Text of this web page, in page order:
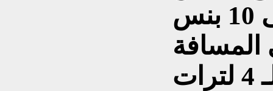
بطاقة الحافلة بين 5 الى 10 بنس
غالون البنزين المساوي لـ 4 لترات